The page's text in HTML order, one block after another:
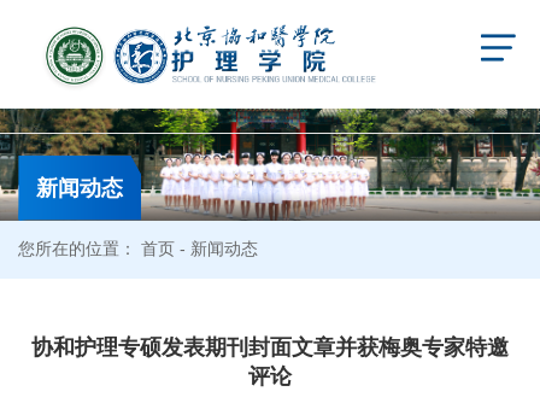
新闻动态
您所在的位置： 首页 - 新闻动态
协和护理专硕发表期刊封面文章并获梅奥专家特邀
评论